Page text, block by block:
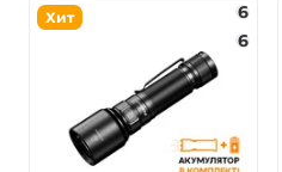
Хит
6
6